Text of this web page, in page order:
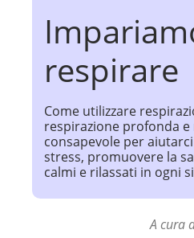
respirare
Come utilizzare
respirazione profonda
consapevole per
stress, promuovere la
calmi e rilassati in ogni
A cura